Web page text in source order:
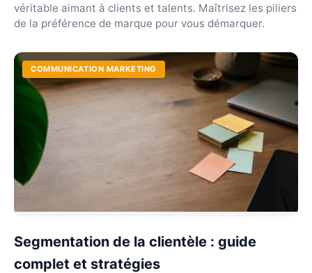
véritable aimant à clients et talents. Maîtrisez les piliers
de la préférence de marque pour vous démarquer.
COMMUNICATION MARKETING
Segmentation de la clientèle : guide
complet et stratégies